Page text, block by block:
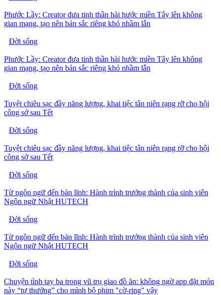
Phước Lầy: Creator đưa tinh thần hài hước miền Tây lên không
gian mạng, tạo nên bản sắc riêng khó nhầm lẫn
Đời sống
Phước Lầy: Creator đưa tinh thần hài hước miền Tây lên không
gian mạng, tạo nên bản sắc riêng khó nhầm lẫn
Đời sống
Tuyệt chiêu sạc đầy năng lượng, khai tiệc tân niên rạng rỡ cho hội
công sở sau Tết
Đời sống
Tuyệt chiêu sạc đầy năng lượng, khai tiệc tân niên rạng rỡ cho hội
công sở sau Tết
Đời sống
Từ ngôn ngữ đến bản lĩnh: Hành trình trưởng thành của sinh viên
Ngôn ngữ Nhật HUTECH
Đời sống
Từ ngôn ngữ đến bản lĩnh: Hành trình trưởng thành của sinh viên
Ngôn ngữ Nhật HUTECH
Đời sống
Chuyện tình tay ba trong vũ trụ giao đồ ăn: không ngờ app đặt món
này “tự thưởng” cho mình bộ phim "cờ-ring" vậy